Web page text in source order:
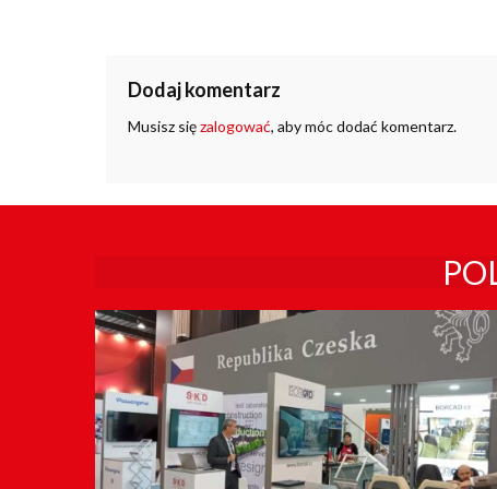
Dodaj komentarz
Musisz sięzalogować, aby móc dodać komentarz.